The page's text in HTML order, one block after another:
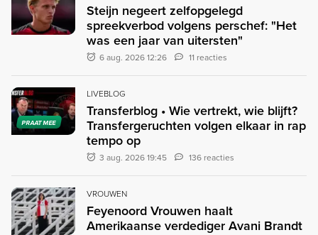
Steijn negeert zelfopgelegd
spreekverbod volgens perschef: "Het
was een jaar van uitersten"
6 aug. 2026 12:26 11 reacties
PRAAT MEE
LIVEBLOG
Transferblog • Wie vertrekt, wie blijft?
Transfergeruchten volgen elkaar in rap
tempo op
3 aug. 2026 19:45 136 reacties
VROUWEN
Feyenoord Vrouwen haalt
Amerikaanse verdediger Avani Brandt